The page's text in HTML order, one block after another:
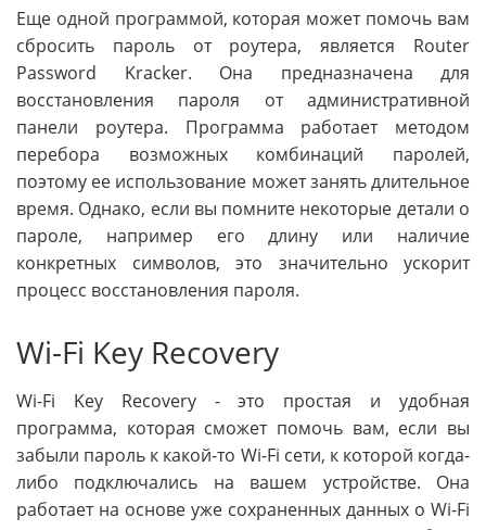
Еще одной программой, которая может помочь вам
сбросить пароль от роутера, является Router
Password Kracker. Она предназначена для
восстановления пароля от административной
панели роутера. Программа работает методом
перебора возможных комбинаций паролей,
поэтому ее использование может занять длительное
время. Однако, если вы помните некоторые детали о
пароле, например его длину или наличие
конкретных символов, это значительно ускорит
процесс восстановления пароля.
Wi-Fi Key Recovery
Wi-Fi Key Recovery - это простая и удобная
программа, которая сможет помочь вам, если вы
забыли пароль к какой-то Wi-Fi сети, к которой когда-
либо подключались на вашем устройстве. Она
работает на основе уже сохраненных данных о Wi-Fi